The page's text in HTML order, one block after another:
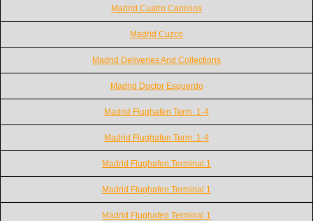
Madrid Cuatro Caminos
Madrid Cuzco
Madrid Deliveries And Collections
Madrid Doctor Esquerdo
Madrid Flughafen Term. 1-4
Madrid Flughafen Term. 1-4
Madrid Flughafen Terminal 1
Madrid Flughafen Terminal 1
Madrid Flughafen Terminal 1